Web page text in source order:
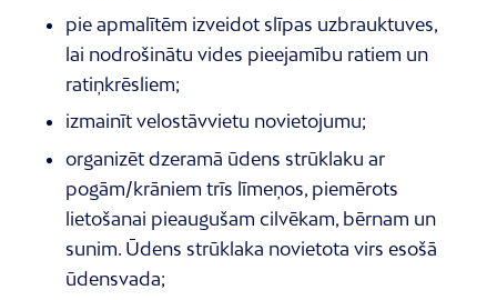
pie apmalītēm izveidot slīpas uzbrauktuves,
lai nodrošinātu vides pieejamību ratiem un
ratiņkrēsliem;
izmainīt velostāvvietu novietojumu;
organizēt dzeramā ūdens strūklaku ar
pogām/krāniem trīs līmeņos, piemērots
lietošanai pieaugušam cilvēkam, bērnam un
sunim. Ūdens strūklaka novietota virs esošā
ūdensvada;